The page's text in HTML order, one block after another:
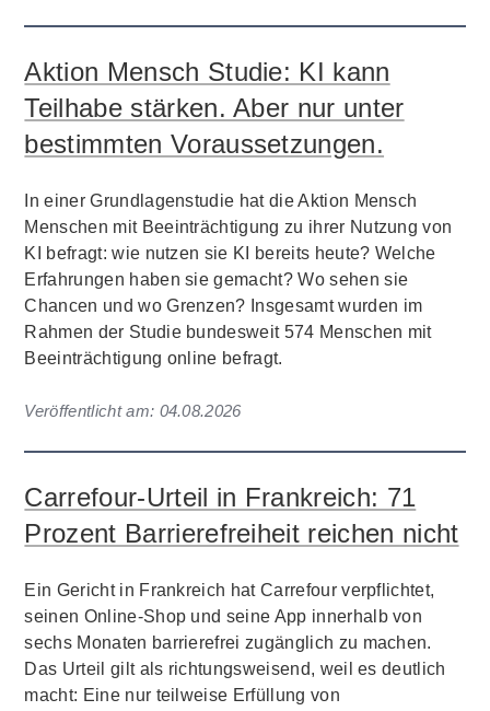
Aktion Mensch Studie: KI kann
Teilhabe stärken. Aber nur unter
bestimmten Voraussetzungen.
In einer Grundlagenstudie hat die Aktion Mensch
Menschen mit Beeinträchtigung zu ihrer Nutzung von
KI befragt: wie nutzen sie KI bereits heute? Welche
Erfahrungen haben sie gemacht? Wo sehen sie
Chancen und wo Grenzen? Insgesamt wurden im
Rahmen der Studie bundesweit 574 Menschen mit
Beeinträchtigung online befragt.
Veröffentlicht am: 04.08.2026
Carrefour-Urteil in Frankreich: 71
Prozent Barrierefreiheit reichen nicht
Ein Gericht in Frankreich hat Carrefour verpflichtet,
seinen Online-Shop und seine App innerhalb von
sechs Monaten barrierefrei zugänglich zu machen.
Das Urteil gilt als richtungsweisend, weil es deutlich
macht: Eine nur teilweise Erfüllung von